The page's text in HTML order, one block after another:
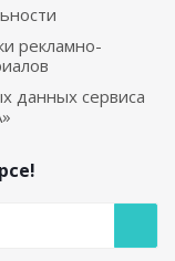
рекламно-
данных сервиса